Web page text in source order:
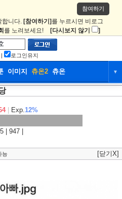
참여하기
합니다. [참여하기] 를 누르시면 비로그
를 노려보세요! [다시보지 않기 ]
| 로그인유지
이미지 츄온2 츄온 ▼
츄온2
Exp.12%
| 947 |
능 [닫기X]